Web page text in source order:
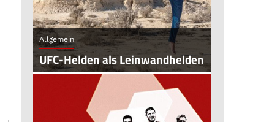
Allgemein
UFC-Helden als Leinwandhelden